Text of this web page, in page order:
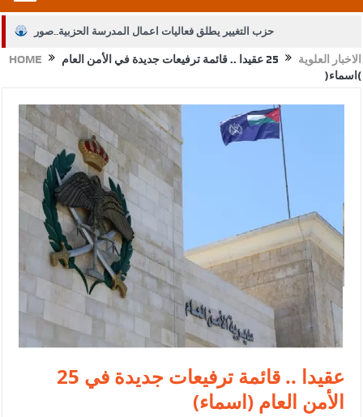
حزب التغيير يطلق فعاليات اعمال المدرسة الحزبية..صور
الجيش يفتح باب التجنيد لحملة البكالوريوس في الحقوق والقانون
الإسلامية والمسيحية
الأمن يتلف 16 مليون حبة كبتاجون و1480 كغم مواد مخدرة
النواب يقر مشروع تعديل قانون الملكية العقارية
القاضي يلتقي رؤساء تحرير الصحف اليومية ويؤكد حرص مجلس النواب
على شراكة فاعلة مع الإعلام
دعوة المكلفين بخدمة العلم (الدفعة الثالثة) إلى مراجعة منصة خدمة
العلم
الملك يلتقي مجموعة من رفاق السلاح
الملك يتلقى اتصالا هاتفيا من العاهل البحريني
القاضي محمود أحمد فريحات.. مبارك ومزيدا من التوفيق
HOME الاخبار العلوية
25 عقيدا .. قائمة ترفيعات جديدة في الأمن العام
(اسماء)
25 عقيدا .. قائمة ترفيعات جديدة في
الأمن العام (اسماء)